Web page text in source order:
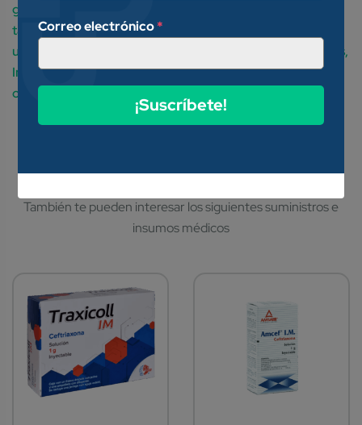
graves, por gérmenes grampositivos o gramnegativos
tales como: infecciones de las vías respiratorias, de vías
urinarias, genitales, Septicemia, bacteriemia, Endocarditis,
Infecciones intraabdominales, Meningitis, Infecciones
osteoarticulares y neonatales.
Correo electrónico*
¡Suscríbete!